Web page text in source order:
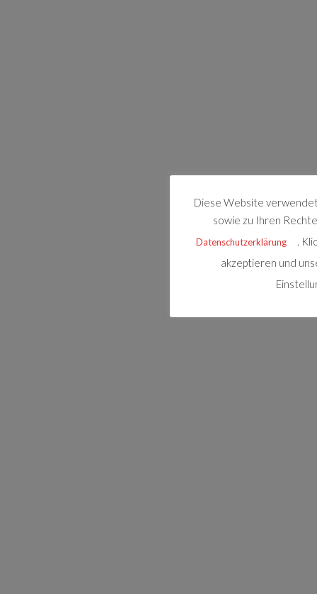
Diese Website
sowie zu Ihren
Datenschutzerklärung
.
akzeptieren und